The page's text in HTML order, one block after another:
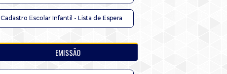
Cadastro Escolar Infantil - Lista de Espera
EMISSÃO